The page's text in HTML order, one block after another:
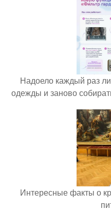
Надоело каждый раз
одежды и заново
Интересные факты о